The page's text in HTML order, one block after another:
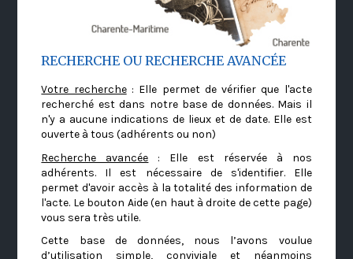
RECHERCHE OU RECHERCHE AVANCÉE
Votre recherche: Elle permet de vérifier que l'acte
recherché est dans notre base de données. Mais il
n'y a aucune indications de lieux et de date. Elle est
ouverte à tous (adhérents ou non)
Recherche avancée : Elle est réservée à nos
adhérents. Il est nécessaire de s'identifier. Elle
permet d'avoir accès à la totalité des information de
l'acte. Le bouton Aide (en haut à droite de cette page)
vous sera très utile.
Cette base de données, nous l’avons voulue
d’utilisation simple, conviviale et néanmoins